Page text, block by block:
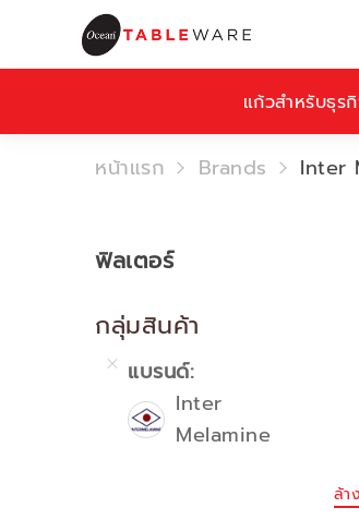
แก้วสำหรับธุร
หน้าแรก Brands Inter
ฟิลเตอร์
กลุ่มสินค้า
แบรนด์
Inter
Melamine
ล้า